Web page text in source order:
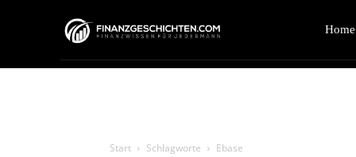
Home
Start Schlagworte Ebase